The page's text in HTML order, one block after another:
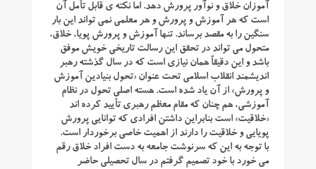
آموزان خلاق و نوآور پرورش دهد. اما نکته ی قابل تأمل آن
است که هر آموزش و پرورش و هر معلمی نمی تواند این بار
سنگین را به مقصد برساند. تنها آموزش و پرورش پویا، خلاق،
متحول می تواند در تحقق این رسالت تاریخی خویش موفق
باشد و این دقیقاً همان نیازی است که در سال گذشته رهبر
اندیشمند انقلاب اسلامی تحت عنوان «تحول بنیادین آموزش
و پرورش» از آن یاد شده است. هسته اصلی تحول در نظام
آموزشی، هم چنان که مقام معظم رهبری تأیید کرده اند
«خلاقیت» است بنابراین داشتن افرادی که توانایی پرورش
پویایی و خلاقیت را دارند از اهمیت خاصی برخوردار است.
با توجه به این که سرنوشت جامعه به دست افراد خلاق رقم
می خورد با خود تصمیم گرفتم در سال تحصیلی حاضر